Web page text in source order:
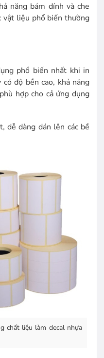
năng bám dính và che
vật liệu phổ biến thường
phổ biến nhất khi in
độ bền cao, khả năng
hợp cho cả ứng dụng
dễ dàng dán lên các bề
chất liệu làm decal nhựa